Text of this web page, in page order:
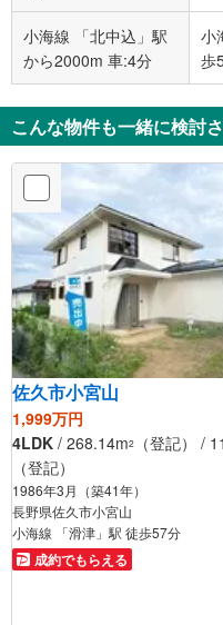
小海線 「北中込」駅
から2000m 車:4分
小
歩
こんな物件も一緒に検討
佐久市小宮山
1,999万円
4LDK / 268.14m2 （登記） /
（登記）
1986年3月（築41年）
長野県佐久市小宮山
小海線 「滑津」駅 徒歩57分
成約でもらえる